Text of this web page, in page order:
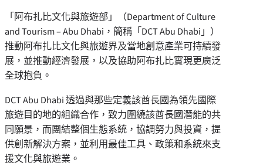
「阿布扎比文化與旅遊部」（Department of Culture
and Tourism – Abu Dhabi，簡稱「DCT Abu Dhabi」）
推動阿布扎比文化與旅遊界及當地創意產業可持續發
展，並推動經濟發展，以及協助阿布扎比實現更廣泛
全球抱負。
DCT Abu Dhabi 透過與那些定義該酋長國為領先國際
旅遊目的地的組織合作，致力圍繞該酋長國潛能的共
同願景，而團結整個生態系統，協調努力與投資，提
供創新解決方案，並利用最佳工具、政策和系統來支
援文化與旅遊業。